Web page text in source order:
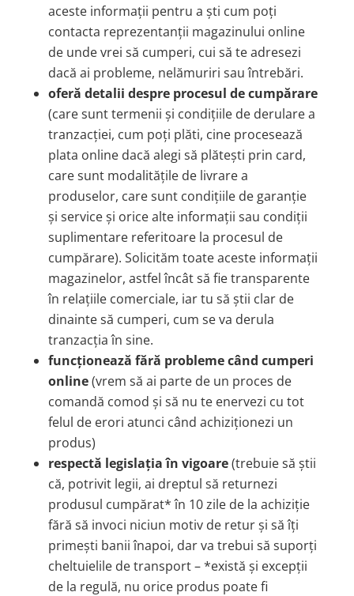
aceste informații pentru a ști cum poți
contacta reprezentanții magazinului online
de unde vrei să cumperi, cui să te adresezi
dacă ai probleme, nelămuriri sau întrebări.
oferă detalii despre procesul de cumpărare
(care sunt termenii și condițiile de derulare a
tranzacției, cum poți plăti, cine procesează
plata online dacă alegi să plătești prin card,
care sunt modalitățile de livrare a
produselor, care sunt condițiile de garanție
și service și orice alte informații sau condiții
suplimentare referitoare la procesul de
cumpărare). Solicităm toate aceste informații
magazinelor, astfel încât să fie transparente
în relațiile comerciale, iar tu să știi clar de
dinainte să cumperi, cum se va derula
tranzacția în sine.
funcționează fără probleme când cumperi
online(vrem să ai parte de un proces de
comandă comod și să nu te enervezi cu tot
felul de erori atunci când achiziționezi un
produs)
respectă legislația în vigoare(trebuie să știi
că, potrivit legii, ai dreptul să returnezi
produsul cumpărat* în 10 zile de la achiziție
fără să invoci niciun motiv de retur și să îți
primești banii înapoi, dar va trebui să suporți
cheltuielile de transport – *există și excepții
de la regulă, nu orice produs poate fi